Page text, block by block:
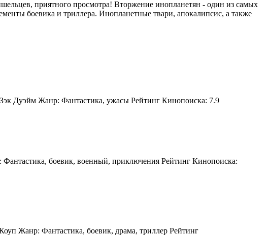
приятного просмотра! Вторжение инопланетян - один из самых
боевика и триллера. Инопланетные твари, апокалипсис, а также
Дуэйм Жанр: Фантастика, ужасы Рейтинг Кинопоиска: 7.9
боевик, военный, приключения Рейтинг Кинопоиска:
Жанр: Фантастика, боевик, драма, триллер Рейтинг